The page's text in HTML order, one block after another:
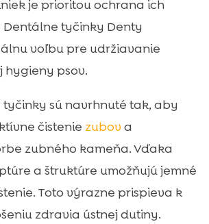
je prioritou ochrana ich
tyčinky Denty
voľbu pre udržiavanie
hygieny psov.
sú navrhnuté tak, aby
čistenie zubova
zubného kameňa. Vďaka
a štruktúre umožňujú jemné
Toto výrazne prispieva k
zdravia ústnej dutiny.